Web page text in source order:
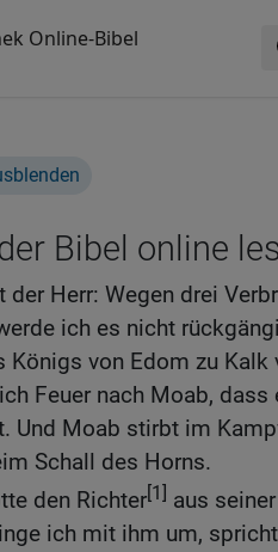
Online-Bibel
Bibel online
der Herr: Wegen drei
ich es nicht
Königs von Edom zu Kalk
Feuer nach Moab,
Und Moab stirbt im
Schall des Horns.
den Richter[1] aus
ich mit ihm um,